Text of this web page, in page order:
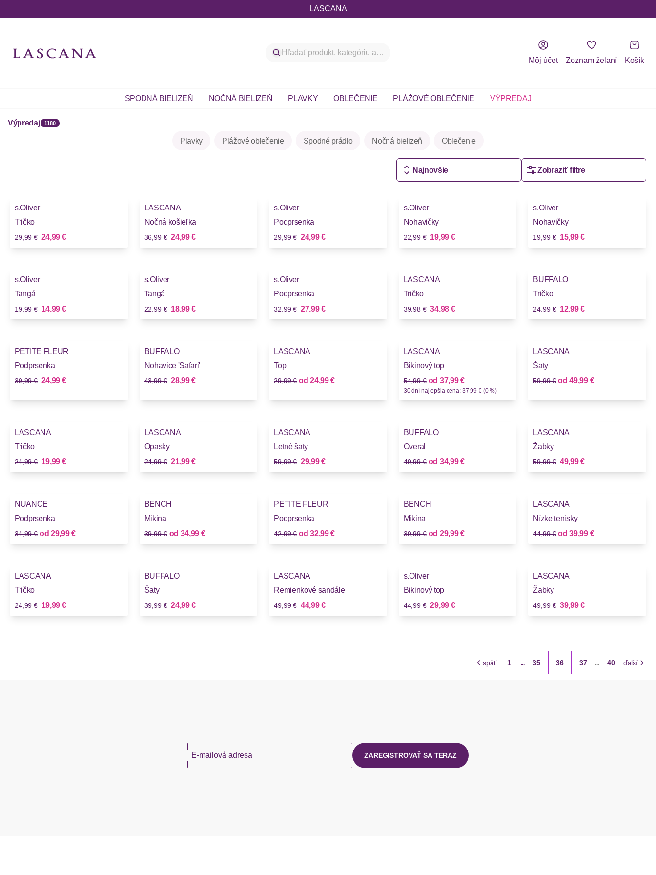
LASCANA
Môj účet Zoznam želaní Košík
SPODNÁ BIELIZEŇ NOČNÁ BIELIZEŇ PLAVKY OBLEČENIE PLÁŽOVÉ OBLEČENIE VÝPREDAJ
Výpredaj 1180
Plavky Plážové oblečenie Spodné prádlo Nočná bielizeň Oblečenie
Najnovšie Zobraziť filtre
s.Oliver
Tričko
Stará cena
29,99 € Nová cena
24,99 €
LASCANA
Nočná košieľka
Stará cena
36,99 € Nová cena
24,99 €
s.Oliver
Podprsenka
Stará cena
29,99 € Nová cena
24,99 €
s.Oliver
Nohavičky
Stará cena
22,99 € Nová cena
19,99 €
s.Oliver
Nohavičky
Stará cena
19,99 € Nová cena
15,99 €
s.Oliver
Tangá
Stará cena
19,99 € Nová cena
14,99 €
s.Oliver
Tangá
Stará cena
22,99 € Nová cena
18,99 €
s.Oliver
Podprsenka
Stará cena
32,99 € Nová cena
27,99 €
LASCANA
Tričko
Stará cena
39,98 € Nová cena
34,98 €
BUFFALO
Tričko
Stará cena
24,99 € Nová cena
12,99 €
PETITE FLEUR
Podprsenka
Stará cena
39,99 € Nová cena
24,99 €
BUFFALO
Nohavice 'Safari'
Stará cena
43,99 € Nová cena
28,99 €
LASCANA
Top
Stará cena
29,99 € odNová cena
24,99 €
LASCANA
Bikinový top
Stará cena
54,99 € od Nová cena
37,99 €
30 dní najlepšia cena: 37,99 € (0 %)
LASCANA
Šaty
Stará cena
59,99 € odNová cena
49,99 €
LASCANA
Tričko
Stará cena
24,99 € Nová cena
19,99 €
LASCANA
Opasky
Stará cena
24,99 € Nová cena
21,99 €
LASCANA
Letné šaty
Stará cena
59,99 € Nová cena
29,99 €
BUFFALO
Overal
Stará cena
49,99 € od Nová cena
34,99 €
LASCANA
Žabky
Stará cena
59,99 € Nová cena
49,99 €
NUANCE
Podprsenka
Stará cena
34,99 € odNová cena
29,99 €
BENCH
Mikina
Stará cena
39,99 € odNová cena
34,99 €
PETITE FLEUR
Podprsenka
Stará cena
42,99 € odNová cena
32,99 €
BENCH
Mikina
Stará cena
39,99 € od Nová cena
29,99 €
LASCANA
Nízke tenisky
Stará cena
44,99 € odNová cena
39,99 €
LASCANA
Tričko
Stará cena
24,99 € Nová cena
19,99 €
BUFFALO
Šaty
Stará cena
39,99 € Nová cena
24,99 €
LASCANA
Remienkové sandále
Stará cena
49,99 € Nová cena
44,99 €
s.Oliver
Bikinový top
Stará cena
44,99 € Nová cena
29,99 €
LASCANA
Žabky
Stará cena
49,99 € Nová cena
39,99 €
späť 1 ... 35 36 37 ... 40 ďalší
E-mailová adresa ZAREGISTROVAŤ SA TERAZ